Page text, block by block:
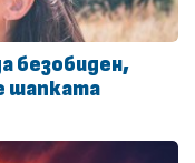
безобиден,
шапката